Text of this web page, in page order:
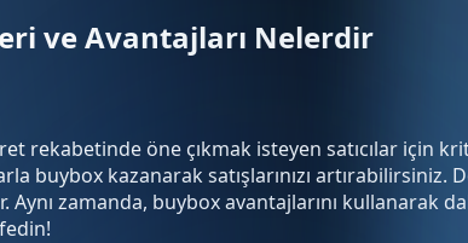
ve Avantajları Nelerdir
rekabetinde öne çıkmak isteyen satıcılar için
buybox kazanarak satışlarınızı
Aynı zamanda, buybox avantajlarını